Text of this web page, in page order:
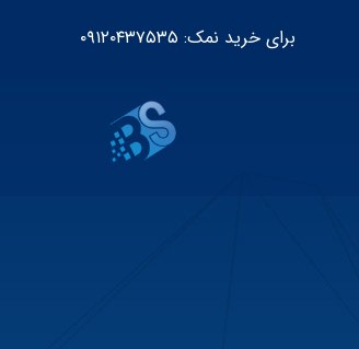
برای خرید نمک: ۰۹۱۲۰۴۳۷۵۳۵